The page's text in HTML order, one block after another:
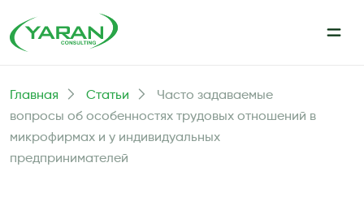
Главная Статьи
Часто задаваемые
вопросы об особенностях трудовых отношений в
микрофирмах и у индивидуальных
предпринимателей